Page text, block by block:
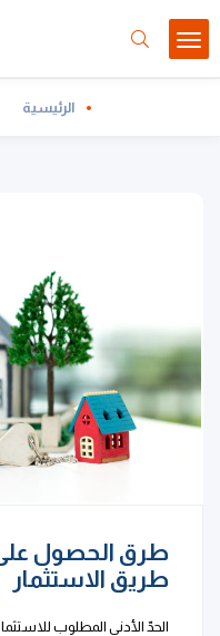
الرئيسية
طرق الحصول على
طريق الاستثمار
الحدّ الأدنى المطلوب